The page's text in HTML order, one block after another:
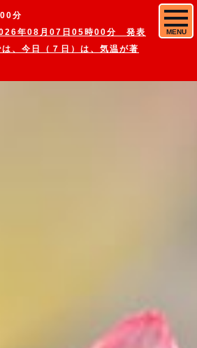
分
年08月07日05時00分 発表
、今日（７日）は、気温が著
MENU